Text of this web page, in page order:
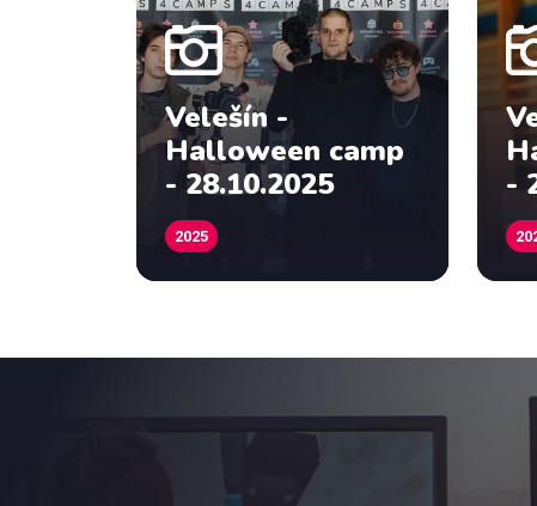
Velešín -
Halloween camp
- 28.10.2025
2025
-